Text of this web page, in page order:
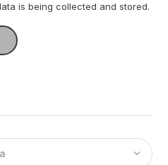
is being collected and stored.